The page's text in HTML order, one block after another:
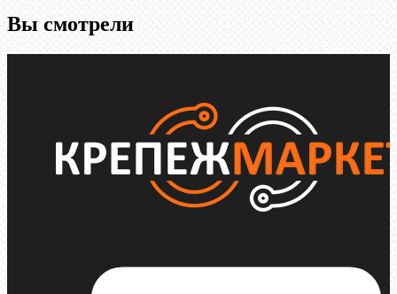
Вы смотрели